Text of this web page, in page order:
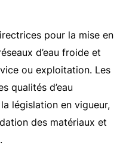
pour la mise en
d’eau froide et
ou exploitation. Les
qualités d’eau
législation en vigueur,
des matériaux et